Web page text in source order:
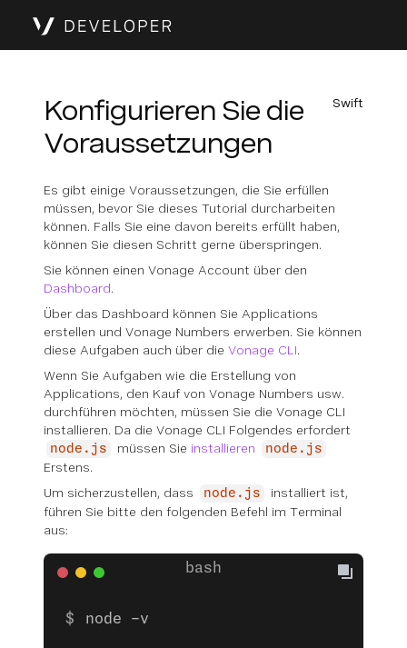
Swift
Konfigurieren Sie die
Voraussetzungen
Es gibt einige Voraussetzungen, die Sie erfüllen
müssen, bevor Sie dieses Tutorial durcharbeiten
können. Falls Sie eine davon bereits erfüllt haben,
können Sie diesen Schritt gerne überspringen.
Sie können einen Vonage Account über den
Dashboard.
Über das Dashboard können Sie Applications
erstellen und Vonage Numbers erwerben. Sie können
diese Aufgaben auch über die Vonage CLI.
Wenn Sie Aufgaben wie die Erstellung von
Applications, den Kauf von Vonage Numbers usw.
durchführen möchten, müssen Sie die Vonage CLI
installieren. Da die Vonage CLI Folgendes erfordert
node.js müssen Sie installieren node.js
Erstens.
Um sicherzustellen, dass
node.js
installiert ist,
führen Sie bitte den folgenden Befehl im Terminal
aus:
node -v